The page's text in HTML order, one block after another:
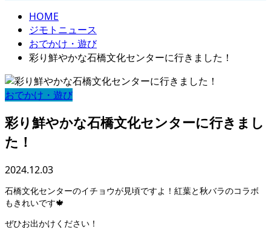
HOME
ジモトニュース
おでかけ・遊び
彩り鮮やかな石橋文化センターに行きました！
おでかけ・遊び
彩り鮮やかな石橋文化センターに行きまし
た！
2024.12.03
石橋文化センターのイチョウが見頃ですよ！紅葉と秋バラのコラボ
もきれいです🍁
ぜひお出かけください！